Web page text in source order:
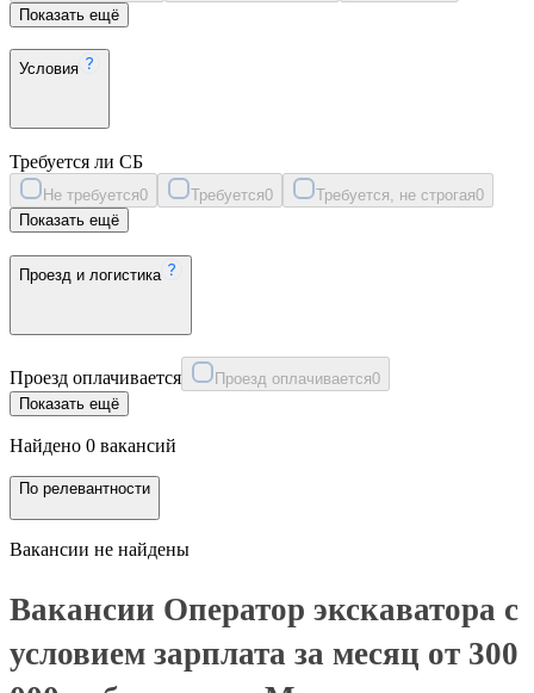
Показать ещё
Условия
Требуется ли СБ
Не требуется0 Требуется0 Требуется, не строгая0
Показать ещё
Проезд и логистика
Проезд оплачивается Проезд оплачивается0
Показать ещё
Найдено 0 вакансий
По релевантности
Вакансии не найдены
Вакансии Оператор экскаватора с
условием зарплата за месяц от 300